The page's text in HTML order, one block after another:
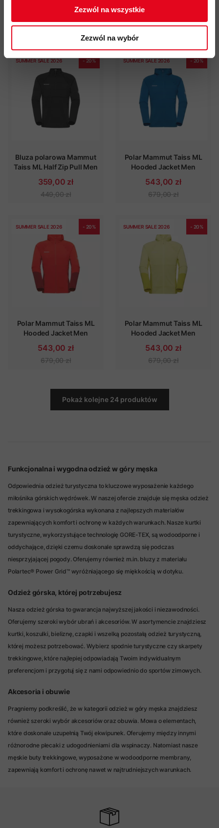
Zezwól na wszystkie
Zezwól na wybór
129,00 zł
SUMMER SALE 2026 - 20%
Bluza polarowa Mammut
Taiss ML Half Zip Pull Men
359,00 zł
449,00 zł
SUMMER SALE 2026 - 20%
Polar Mammut Taiss ML
Hooded Jacket Men
543,00 zł
679,00 zł
SUMMER SALE 2026 - 20%
Polar Mammut Taiss ML
Hooded Jacket Men
543,00 zł
679,00 zł
SUMMER SALE 2026 - 20%
Polar Mammut Taiss ML
Hooded Jacket Men
543,00 zł
679,00 zł
Pokaż kolejne 24 produktów
Funkcjonalna i wygodna odzież w góry męska
Odpowiednia odzież turystyczna to kluczowe wyposażenie każdego
miłośnika górskich wędrówek. W naszej ofercie znajduje się męska odzież
trekkingowa i wysokogórska wykonana z najlepszych materiałów
zapewniających komfort i ochronę w każdych warunkach. Nasze kurtki
turystyczne, wykorzystujące technologię GORE-TEX, są wodoodporne i
oddychające, dzięki czemu doskonale sprawdzą się podczas
niesprzyjającej pogody. Oferujemy również m.in. bluzy z materiału
Polartec® Power Grid™ wyróżniającego się miękkością w dotyku.
Odzież górska, której potrzebujesz
Nasza odzież górska to gwarancja najwyższej jakości i niezawodności.
Oferujemy szeroki wybór ubrań i akcesoriów. W asortymencie znajdziesz
kurtki, koszulki, bieliznę, czapki i wszelką pozostałą odzież turystyczną,
której możesz potrzebować. Wybierz spodnie turystyczne czy skarpety
trekkingowe, które najlepiej odpowiadają Twoim indywidualnym
preferencjom i przygotuj się z nami odpowiednio do sportów zimowych.
Akcesoria i obuwie
Pragniemy podkreślić, że w kategorii odzież w góry męska znajdziesz
również szeroki wybór akcesoriów oraz obuwia. Mowa o elementach,
które doskonale uzupełnią Twój ekwipunek. Oferujemy między innymi
różnorodne plecaki z udogodnieniami dla wspinaczy. Natomiast nasze
męskie buty trekkingowe, wyposażone w wodoodporne membrany,
zapewniają komfort i ochronę nawet w najtrudniejszych warunkach.